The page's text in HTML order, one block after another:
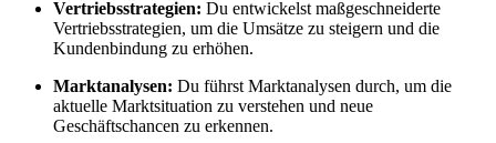
Vertriebsstrategien: Du entwickelst maßgeschneiderte
Vertriebsstrategien, um die Umsätze zu steigern und die
Kundenbindung zu erhöhen.
Marktanalysen: Du führst Marktanalysen durch, um die
aktuelle Marktsituation zu verstehen und neue
Geschäftschancen zu erkennen.